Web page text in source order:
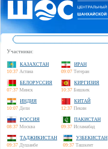
Участники:
КАЗАХСТАН
10:37 Астана
ИРАН
09:07 Тегеран
БЕЛОРУССИЯ
07:37 Минск
КИРГИЗИЯ
10:37 Бишкек
ИНДИЯ
10:07 Дели
КИТАЙ
12:37 Пекин
РОССИЯ
08:37 Москва
ПАКИСТАН
09:37 Исламабад
ТАДЖИКИСТАН
09:37 Душанбе
УЗБЕКИСТАН
09:37 Ташкент